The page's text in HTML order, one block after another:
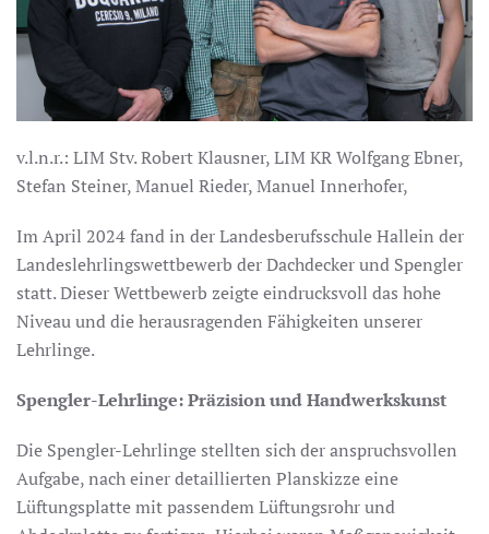
v.l.n.r.: LIM Stv. Robert Klausner, LIM KR Wolfgang Ebner,
Stefan Steiner, Manuel Rieder, Manuel Innerhofer,
Im April 2024 fand in der Landesberufsschule Hallein der
Landeslehrlingswettbewerb der Dachdecker und Spengler
statt. Dieser Wettbewerb zeigte eindrucksvoll das hohe
Niveau und die herausragenden Fähigkeiten unserer
Lehrlinge.
Spengler-Lehrlinge: Präzision und Handwerkskunst
Die Spengler-Lehrlinge stellten sich der anspruchsvollen
Aufgabe, nach einer detaillierten Planskizze eine
Lüftungsplatte mit passendem Lüftungsrohr und